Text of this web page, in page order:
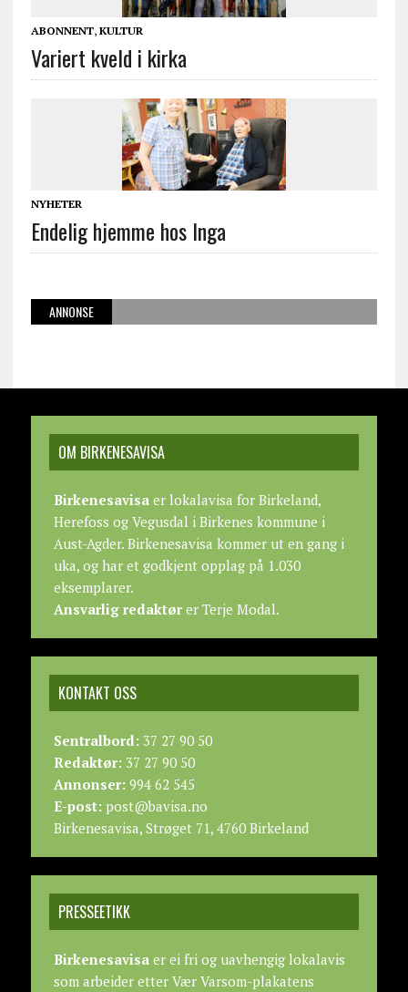
ABONNENT, KULTUR
Variert kveld i kirka
NYHETER
Endelig hjemme hos Inga
ANNONSE
OM BIRKENESAVISA
Birkenesavisaer lokalavisa for Birkeland,
Herefoss og Vegusdal i Birkenes kommune i
Aust-Agder. Birkenesavisa kommer ut en gang i
uka, og har et godkjent opplag på 1.030
eksemplarer.
Ansvarlig redaktører Terje Modal.
KONTAKT OSS
Sentralbord:37 27 90 50
Redaktør:37 27 90 50
Annonser:994 62 545
E-post:post@bavisa.no
Birkenesavisa, Strøget 71, 4760 Birkeland
PRESSEETIKK
Birkenesavisaer ei fri og uavhengig lokalavis
som arbeider etter Vær Varsom-plakatens